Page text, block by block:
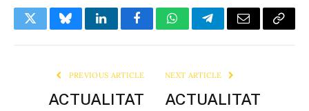
TwitterBlueskyLinkedInFacebookWhatsAppTelegramEmail Copy
PREVIOUS ARTICLE
ACTUALITAT
NEXT ARTICLE
ACTUALITAT